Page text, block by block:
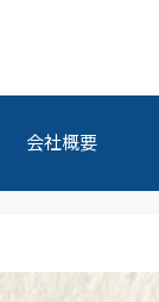
会社概要